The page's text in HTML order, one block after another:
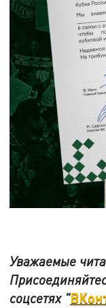
Уважаемые
соцсетях "